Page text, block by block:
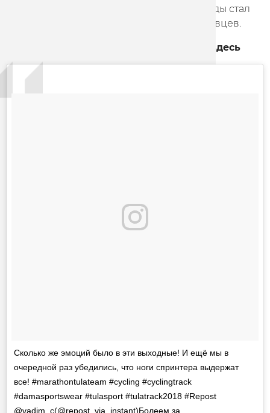
Воликакис (132). Лучшим из нашей команды стал
Артур Ершов (116), третьим - Сергей Ростовцев.
здесь
Сколько же эмоций было в эти выходные! И ещё мы в
очередной раз убедились, что ноги спринтера выдержат
все! #marathontulateam #cycling #cyclingtrack
#damasportswear #tulasport #tulatrack2018 #Repost
@vadim_c(@repost_via_instant)Болеем за